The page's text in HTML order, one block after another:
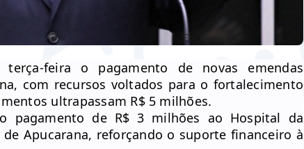
feira o pagamento de novas emendas
com recursos voltados para o fortalecimento
ultrapassam R$ 5 milhões.
pagamento de R$ 3 milhões ao Hospital da
Apucarana, reforçando o suporte financeiro à